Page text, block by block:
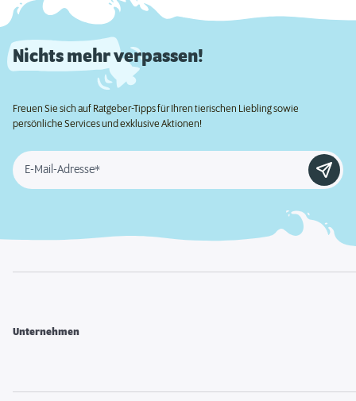
Nichts mehr verpassen!
Freuen Sie sich auf Ratgeber-Tipps für Ihren tierischen Liebling sowie
persönliche Services und exklusive Aktionen!
E-Mail-Adresse*
Unternehmen